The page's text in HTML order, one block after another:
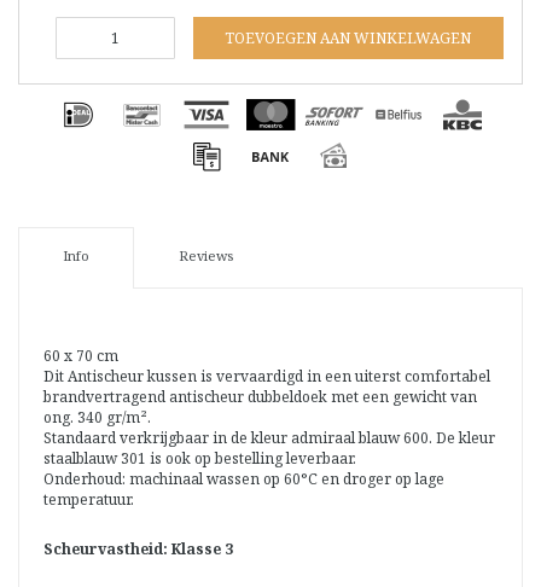
TOEVOEGEN AAN WINKELWAGEN
Info Reviews
60 x 70 cm
Dit Antischeur kussen is vervaardigd in een uiterst comfortabel
brandvertragend antischeur dubbeldoek met een gewicht van
ong. 340 gr/m².
Standaard verkrijgbaar in de kleur admiraal blauw 600. De kleur
staalblauw 301 is ook op bestelling leverbaar.
Onderhoud: machinaal wassen op 60°C en droger op lage
temperatuur.
Scheurvastheid: Klasse 3